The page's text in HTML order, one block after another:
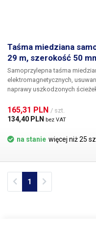
Taśma miedziana
29 m, szerokość 50
Samoprzylepna taśma
elektromagnetycznych,
naprawy uszkodzonych
znacznie wyższą
mechaniczną. Główną
doskonała lutowność miedzi.
przewodzącej można
obciążalność prądową ze
obwodu poprzez lutowanie.
165,31 PLN / szt.
134,40 PLN bez VAT
na stanie więcej niż 25
Previous
1